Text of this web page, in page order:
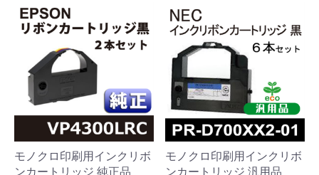
モノクロ印刷用インクリボ
ンカートリッジ 純正品
モノクロ印刷用インクリボ
ンカートリッジ 汎用品